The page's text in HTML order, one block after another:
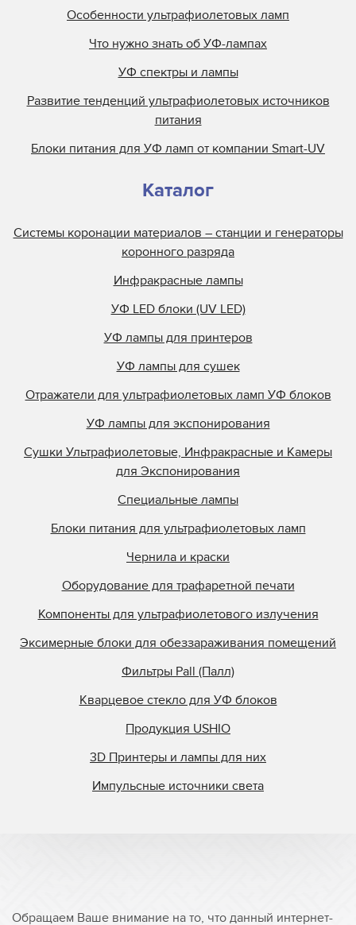
Особенности ультрафиолетовых ламп
Что нужно знать об УФ-лампах
УФ спектры и лампы
Развитие тенденций ультрафиолетовых источников
питания
Блоки питания для УФ ламп от компании Smart-UV
Каталог
Системы коронации материалов – станции и генераторы
коронного разряда
Инфракрасные лампы
УФ LED блоки (UV LED)
УФ лампы для принтеров
УФ лампы для сушек
Отражатели для ультрафиолетовых ламп УФ блоков
УФ лампы для экспонирования
Сушки Ультрафиолетовые, Инфракрасные и Камеры
для Экспонирования
Специальные лампы
Блоки питания для ультрафиолетовых ламп
Чернила и краски
Оборудование для трафаретной печати
Компоненты для ультрафиолетового излучения
Эксимерные блоки для обеззараживания помещений
Фильтры Pall (Палл)
Кварцевое стекло для УФ блоков
Продукция USHIO
3D Принтеры и лампы для них
Импульсные источники света
Обращаем Ваше внимание на то, что данный интернет-